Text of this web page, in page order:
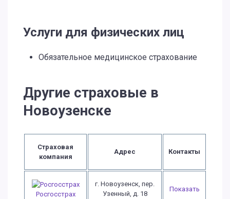
Услуги для физических лиц
Обязательное медицинское страхование
Другие страховые в
Новоузенске
Страховая
компания
Адрес Контакты
Росгосстрах
г. Новоузенск, пер.
Узенный, д. 18
Показать